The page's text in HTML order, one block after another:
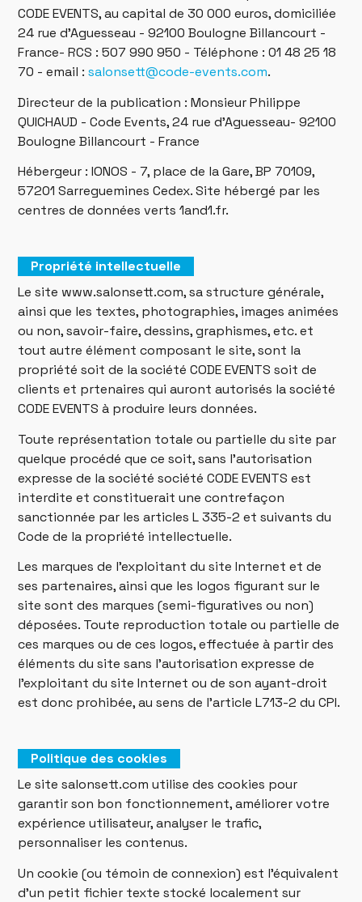
CODE EVENTS, au capital de 30 000 euros, domiciliée
24 rue d’Aguesseau - 92100 Boulogne Billancourt -
France- RCS : 507 990 950 - Téléphone : 01 48 25 18
70 - email :salonsett@code-events.com.
Directeur de la publication : Monsieur Philippe
QUICHAUD - Code Events, 24 rue d’Aguesseau- 92100
Boulogne Billancourt - France
Hébergeur : IONOS - 7, place de la Gare, BP 70109,
57201 Sarreguemines Cedex. Site hébergé par les
centres de données verts 1and1.fr.
Propriété intellectuelle
Le site www.salonsett.com, sa structure générale,
ainsi que les textes, photographies, images animées
ou non, savoir-faire, dessins, graphismes, etc. et
tout autre élément composant le site, sont la
propriété soit de la société CODE EVENTS soit de
clients et prtenaires qui auront autorisés la société
CODE EVENTS à produire leurs données.
Toute représentation totale ou partielle du site par
quelque procédé que ce soit, sans l’autorisation
expresse de la société société CODE EVENTS est
interdite et constituerait une contrefaçon
sanctionnée par les articles L 335-2 et suivants du
Code de la propriété intellectuelle.
Les marques de l’exploitant du site Internet et de
ses partenaires, ainsi que les logos figurant sur le
site sont des marques (semi-figuratives ou non)
déposées. Toute reproduction totale ou partielle de
ces marques ou de ces logos, effectuée à partir des
éléments du site sans l’autorisation expresse de
l’exploitant du site Internet ou de son ayant-droit
est donc prohibée, au sens de l’article L713-2 du CPI.
Politique des cookies
Le site salonsett.com utilise des cookies pour
garantir son bon fonctionnement, améliorer votre
expérience utilisateur, analyser le trafic,
personnaliser les contenus.
Un cookie (ou témoin de connexion) est l'équivalent
d'un petit fichier texte stocké localement sur